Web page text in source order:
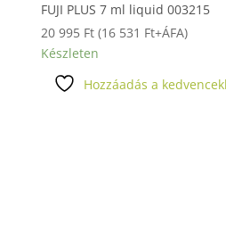
FUJI PLUS 7 ml liquid 003215
20 995 Ft (16 531 Ft+ÁFA)
Készleten
Hozzáadás a